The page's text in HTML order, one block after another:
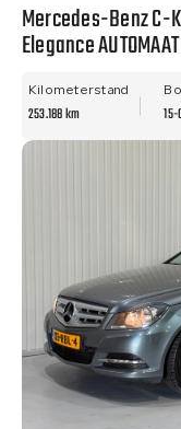
Mercedes-Benz C-
Elegance
Kilometerstand
253.188 km